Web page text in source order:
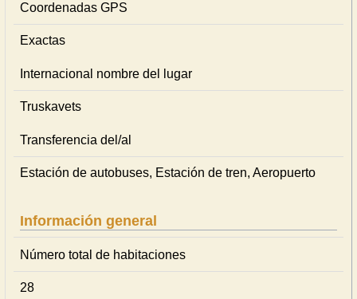
Coordenadas GPS
Exactas
Internacional nombre del lugar
Truskavets
Transferencia del/al
Estación de autobuses, Estación de tren, Aeropuerto
Información general
Número total de habitaciones
28